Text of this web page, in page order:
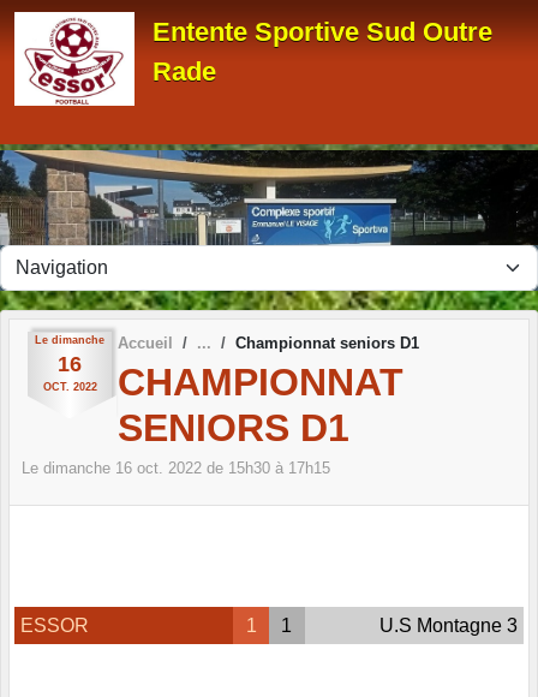
Entente Sportive Sud Outre
Rade
Le dimanche
16
OCT. 2022
Accueil Championnat seniors D1
CHAMPIONNAT
SENIORS D1
Le dimanche 16 oct. 2022 de 15h30 à 17h15
ESSOR 1 1 U.S Montagne 3
Panneau de gestion des cookies